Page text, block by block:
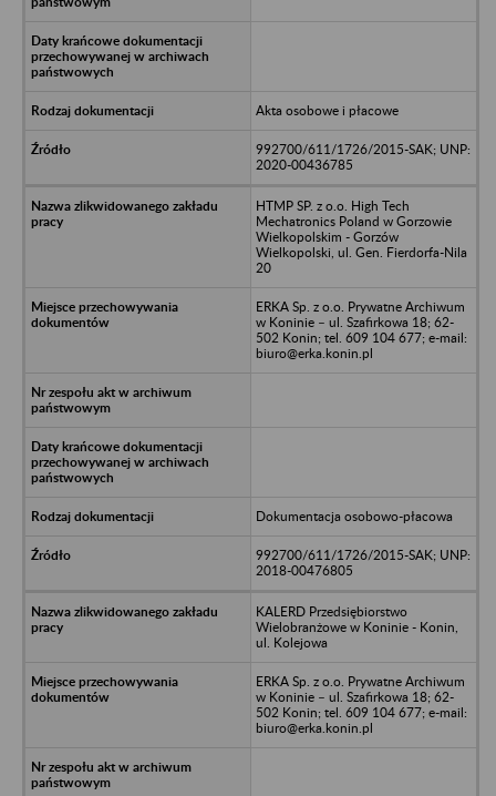
Akta osobowe i płacowe
992700/611/1726/2015-SAK; UNP:
2020-00436785
HTMP SP. z o.o. High Tech
Mechatronics Poland w Gorzowie
Wielkopolskim - Gorzów
Wielkopolski, ul. Gen. Fierdorfa-Nila
20
ERKA Sp. z o.o. Prywatne Archiwum
w Koninie – ul. Szafirkowa 18; 62-
502 Konin; tel. 609 104 677; e-mail:
biuro@erka.konin.pl
Dokumentacja osobowo-płacowa
992700/611/1726/2015-SAK; UNP:
2018-00476805
KALERD Przedsiębiorstwo
Wielobranżowe w Koninie - Konin,
ul. Kolejowa
ERKA Sp. z o.o. Prywatne Archiwum
w Koninie – ul. Szafirkowa 18; 62-
502 Konin; tel. 609 104 677; e-mail:
biuro@erka.konin.pl